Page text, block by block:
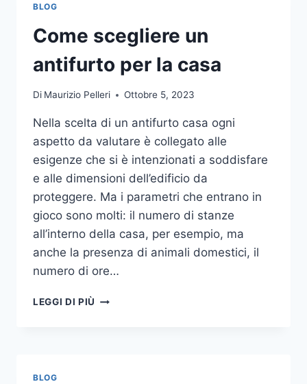
A
UNA
TIPOGRAFIA
ECCO
SCEGLIERE
BLOG
Come scegliere un
antifurto per la casa
Di Maurizio Pelleri Ottobre 5, 2023
Nella scelta di un antifurto casa ogni
aspetto da valutare è collegato alle
esigenze che si è intenzionati a soddisfare
e alle dimensioni dell’edificio da
proteggere. Ma i parametri che entrano in
gioco sono molti: il numero di stanze
all’interno della casa, per esempio, ma
anche la presenza di animali domestici, il
numero di ore…
LEGGI DI PIÙ COME
BLOG